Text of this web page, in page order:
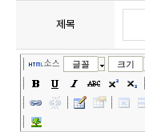
제목
소스 글꼴 크기